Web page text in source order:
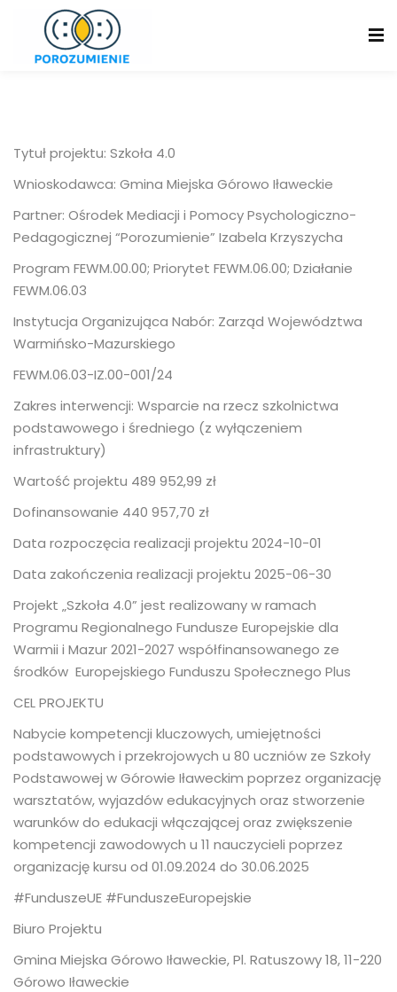
content
Tytuł projektu: Szkoła 4.0
Wnioskodawca: Gmina Miejska Górowo Iławeckie
Partner: Ośrodek Mediacji i Pomocy Psychologiczno-
Pedagogicznej “Porozumienie” Izabela Krzyszycha
Program FEWM.00.00; Priorytet FEWM.06.00; Działanie
FEWM.06.03
Instytucja Organizująca Nabór: Zarząd Województwa
Warmińsko-Mazurskiego
FEWM.06.03-IZ.00-001/24
Zakres interwencji: Wsparcie na rzecz szkolnictwa
podstawowego i średniego (z wyłączeniem
infrastruktury)
Wartość projektu 489 952,99 zł
Dofinansowanie 440 957,70 zł
Data rozpoczęcia realizacji projektu 2024-10-01
Data zakończenia realizacji projektu 2025-06-30
Projekt „Szkoła 4.0” jest realizowany w ramach
Programu Regionalnego Fundusze Europejskie dla
Warmii i Mazur 2021-2027 współfinansowanego ze
środków Europejskiego Funduszu Społecznego Plus
CEL PROJEKTU
Nabycie kompetencji kluczowych, umiejętności
podstawowych i przekrojowych u 80 uczniów ze Szkoły
Podstawowej w Górowie Iławeckim poprzez organizację
warsztatów, wyjazdów edukacyjnych oraz stworzenie
warunków do edukacji włączającej oraz zwiększenie
kompetencji zawodowych u 11 nauczycieli poprzez
organizację kursu od 01.09.2024 do 30.06.2025
#FunduszeUE #FunduszeEuropejskie
Biuro Projektu
Gmina Miejska Górowo Iławeckie, Pl. Ratuszowy 18, 11-220
Górowo Iławeckie